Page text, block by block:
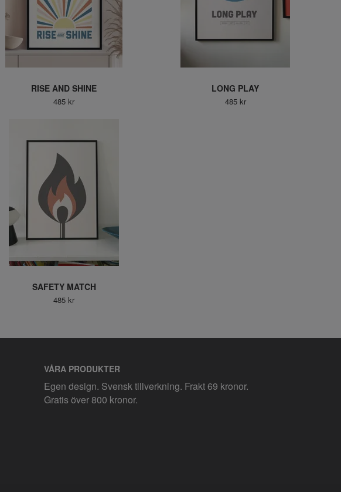
RISE AND SHINE
485 kr
LONG PLAY
485 kr
SAFETY MATCH
485 kr
VÅRA PRODUKTER
Egen design. Svensk tillverkning. Frakt 69 kronor.
Gratis över 800 kronor.